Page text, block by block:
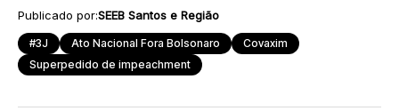
Publicado por:SEEB Santos e Região
#3J Ato Nacional Fora Bolsonaro
Covaxim
Superpedido de impeachment